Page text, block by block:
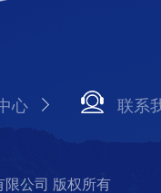
心 联系
公司 版权所有